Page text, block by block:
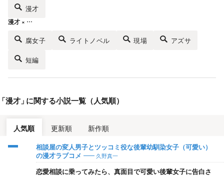
漫才
漫才 × …
腐女子 ライトノベル 現場 アズサ
短編
漫才 」に関する小説一覧（人気順）
人気順 更新順 新作順
相談屋の変人男子とツッコミ役な後輩幼馴染女子（可愛い）
の漫才ラブコメ
久野真一
恋愛相談に乗ってみたら、真面目で可愛い後輩女子に告白さ